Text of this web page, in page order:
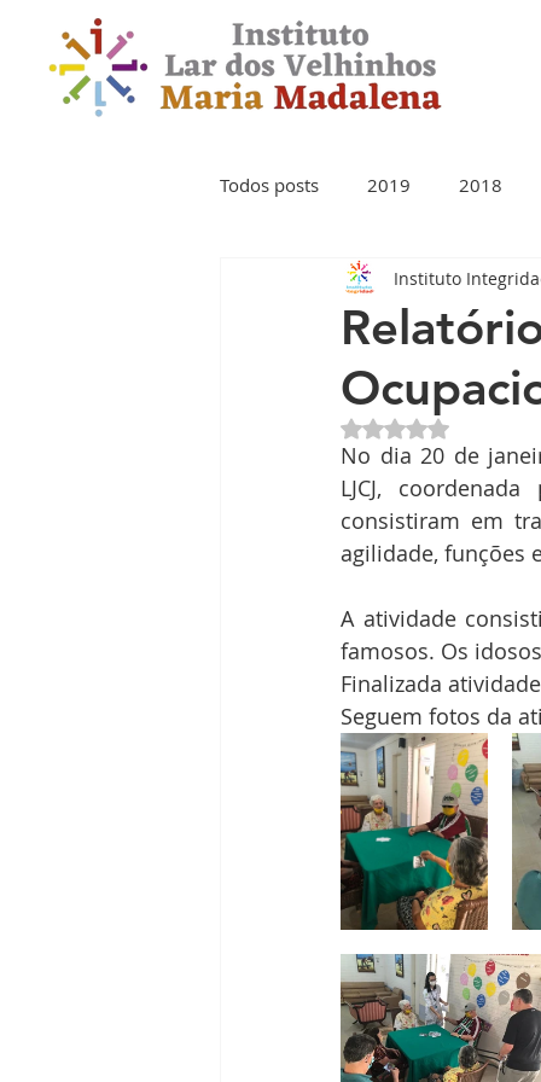
Todos posts 2019 2018
Instituto
Avaliado com
No dia 20 de
LJCJ,
consistiram em
agilidade, funções
A atividade
famosos. Os
Finalizada
Seguem fotos da